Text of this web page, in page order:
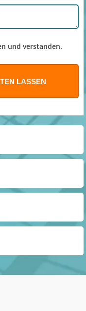
und verstanden.